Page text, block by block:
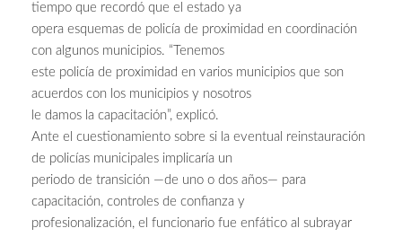
tiempo que recordó que el estado ya
opera esquemas de policía de proximidad en coordinación
con algunos municipios. “Tenemos
este policía de proximidad en varios municipios que son
acuerdos con los municipios y nosotros
le damos la capacitación”, explicó.
Ante el cuestionamiento sobre si la eventual reinstauración
de policías municipales implicaría un
periodo de transición —de uno o dos años— para
capacitación, controles de confianza y
profesionalización, el funcionario fue enfático al subrayar